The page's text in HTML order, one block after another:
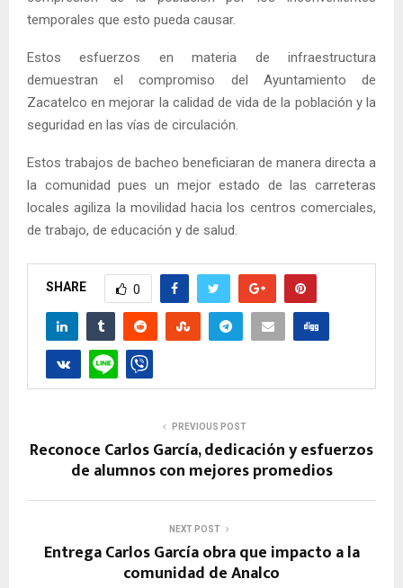
temporales que esto pueda causar.
Estos esfuerzos en materia de infraestructura
demuestran el compromiso del Ayuntamiento de
Zacatelco en mejorar la calidad de vida de la población y la
seguridad en las vías de circulación.
Estos trabajos de bacheo beneficiaran de manera directa a
la comunidad pues un mejor estado de las carreteras
locales agiliza la movilidad hacia los centros comerciales,
de trabajo, de educación y de salud.
SHARE 0
PREVIOUS POST
Reconoce Carlos García, dedicación y esfuerzos
de alumnos con mejores promedios
NEXT POST
Entrega Carlos García obra que impacto a la
comunidad de Analco